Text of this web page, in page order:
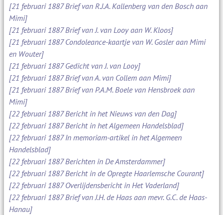
[21 februari 1887 Brief van R.J.A. Kallenberg van den Bosch aan
Mimi]
[21 februari 1887 Brief van J. van Looy aan W. Kloos]
[21 februari 1887 Condoleance-kaartje van W. Gosler aan Mimi
en Wouter]
[21 februari 1887 Gedicht van J. van Looy]
[21 februari 1887 Brief van A. van Collem aan Mimi]
[21 februari 1887 Brief van P.A.M. Boele van Hensbroek aan
Mimi]
[22 februari 1887 Bericht in het Nieuws van den Dag]
[22 februari 1887 Bericht in het Algemeen Handelsblad]
[22 februari 1887 In memoriam-artikel in het Algemeen
Handelsblad]
[22 februari 1887 Berichten in De Amsterdammer]
[22 februari 1887 Bericht in de Opregte Haarlemsche Courant]
[22 februari 1887 Overlijdensbericht in Het Vaderland]
[22 februari 1887 Brief van J.H. de Haas aan mevr. G.C. de Haas-
Hanau]